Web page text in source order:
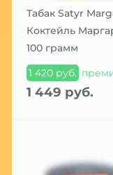
Табак Satyr
Коктейль
100 грамм
1 420 руб.
1 449 руб.